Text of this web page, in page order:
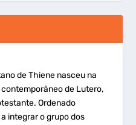
de Thiene nasceu na
de Lutero,
Ordenado
integrar o grupo dos